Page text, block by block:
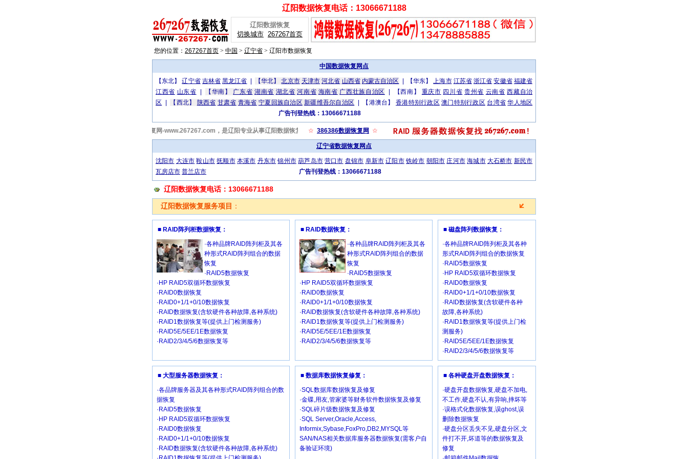
辽阳数据恢复电话：13066671188
辽阳数据恢复
切换城市 267267首页
您的位置： 267267首页 > 中国 > 辽宁省 > 辽阳市数据恢复
中国数据恢复网点
【东北】辽宁省 吉林省 黑龙江省 【华北】北京市 天津市 河北省 山西省 内蒙古自治区 【华东】上海市 江苏省 浙江省 安徽省 福建省
江西省 山东省 【华南】 广东省 湖南省 湖北省 河南省 海南省 广西壮族自治区 【西南】 重庆市 四川省 贵州省 云南省 西藏自治
区
【西北】 陕西省 甘肃省 青海省 宁夏回族自治区 新疆维吾尔自治区 【港澳台】 香港特别行政区 澳门特别行政区 台湾省 华人地区
广告刊登热线：13066671188
267267辽阳服务器硬盘数据恢复网-www.267267.com，是辽阳专业从事辽阳数据恢复、辽阳服务器硬盘数据恢复的企业,数据恢复擅长恢复:各种硬盘软硬故障及开盘,RAID各级别磁盘阵列恢复以及数据库服务器恢复等,入行多
☆ 386386数据恢复网 ☆
辽宁省数据恢复网点
沈阳市 大连市 鞍山市 抚顺市 本溪市 丹东市 锦州市 葫芦岛市 营口市 盘锦市 阜新市 辽阳市 铁岭市 朝阳市 庄河市 海城市 大石桥市 新民市
瓦房店市 普兰店市 广告刊登热线：13066671188
辽阳数据恢复电话：13066671188
辽阳数据恢复服务项目 ：
■ RAID阵列柜数据恢复：
·各种品牌RAID阵列柜及其各
种形式RAID阵列组合的数据
恢复
·RAID5数据恢复
·HP RAID5双循环数据恢复
·RAID0数据恢复
·RAID0+1/1+0/10数据恢复
·RAID数据恢复(含软硬件各种故障,各种系统)
·RAID1数据恢复等(提供上门检测服务)
·RAID5E/5EE/1E数据恢复
·RAID2/3/4/5/6数据恢复等
■ RAID数据恢复：
·各种品牌RAID阵列柜及其各
种形式RAID阵列组合的数据
恢复
·RAID5数据恢复
·HP RAID5双循环数据恢复
·RAID0数据恢复
·RAID0+1/1+0/10数据恢复
·RAID数据恢复(含软硬件各种故障,各种系统)
·RAID1数据恢复等(提供上门检测服务)
·RAID5E/5EE/1E数据恢复
·RAID2/3/4/5/6数据恢复等
■ 磁盘阵列数据恢复：
·各种品牌RAID阵列柜及其各种
形式RAID阵列组合的数据恢复
·RAID5数据恢复
·HP RAID5双循环数据恢复
·RAID0数据恢复
·RAID0+1/1+0/10数据恢复
·RAID数据恢复(含软硬件各种
故障,各种系统)
·RAID1数据恢复等(提供上门检
测服务)
·RAID5E/5EE/1E数据恢复
·RAID2/3/4/5/6数据恢复等
■ 大型服务器数据恢复：
·各品牌服务器及其各种形式RAID阵列组合的数
据恢复
·RAID5数据恢复
·HP RAID5双循环数据恢复
·RAID0数据恢复
·RAID0+1/1+0/10数据恢复
·RAID数据恢复(含软硬件各种故障,各种系统)
■ 数据库数据恢复修复：
·SQL数据库数据恢复及修复
·金碟,用友,管家婆等财务软件数据恢复及修复
·SQL碎片级数据恢复及修复
·SQL Server,Oracle,Access,
Informix,Sybase,FoxPro,DB2,MYSQL等
SAN/NAS相关数据库服务器数据恢复(需客户自
备验证环境)
■ 各种硬盘开盘数据恢复：
·硬盘开盘数据恢复,硬盘不加电,
不工作,硬盘不认,有异响,摔坏等
·误格式化数据恢复,误ghost,误
删除数据恢复
·硬盘分区丢失不见,硬盘分区,文
件打不开,坏道等的数据恢复及
修复